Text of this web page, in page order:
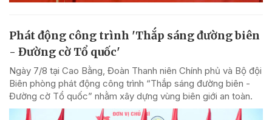
Phát động công trình 'Thắp sáng đường biên
- Đường cờ Tổ quốc'
Ngày 7/8 tại Cao Bằng, Đoàn Thanh niên Chính phủ và Bộ đội
Biên phòng phát động công trình “Thắp sáng đường biên -
Đường cờ Tổ quốc” nhằm xây dựng vùng biên giới an toàn.